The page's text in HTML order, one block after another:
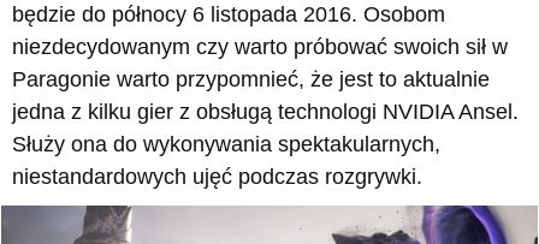
będzie do północy 6 listopada 2016. Osobom
niezdecydowanym czy warto próbować swoich sił w
Paragonie warto przypomnieć, że jest to aktualnie
jedna z kilku gier z obsługą technologi NVIDIA Ansel.
Służy ona do wykonywania spektakularnych,
niestandardowych ujęć podczas rozgrywki.